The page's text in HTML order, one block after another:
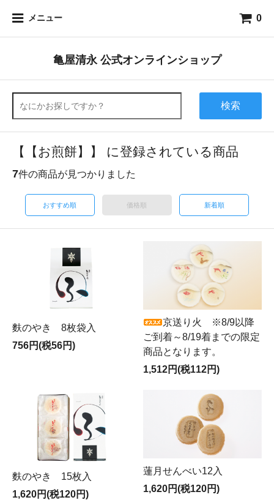
メニュー 0
亀屋清永 公式オンラインショップ
検索
【【お煎餅】】 に登録されている商品
7件の商品が見つかりました
おすすめ順 価格順 新着順
麩のやき 8枚袋入
756円(税56円)
京送り火 ※8/9以降
ご到着～8/19着までの限定
商品となります。
1,512円(税112円)
麩のやき 15枚入
1,620円(税120円)
蓮月せんべい12入
1,620円(税120円)